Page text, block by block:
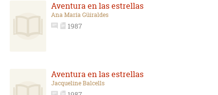
Aventura en las estrellas
Ana María Güiraldes
1987
Aventura en las estrellas
Jacqueline Balcells